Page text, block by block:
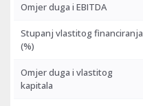
Omjer duga i EBITDA
Stupanj vlastitog financiranja
(%)
Omjer duga i vlastitog
kapitala